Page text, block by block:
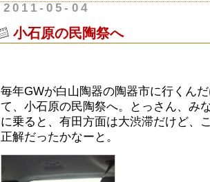
2011-05-04
小石原の民陶祭へ
毎年GWが白山陶器の陶器市に行くん
て、小石原の民陶祭へ。とっさん、み
に乗ると、有田方面は大渋滞だけど、
正解だったかなーと。